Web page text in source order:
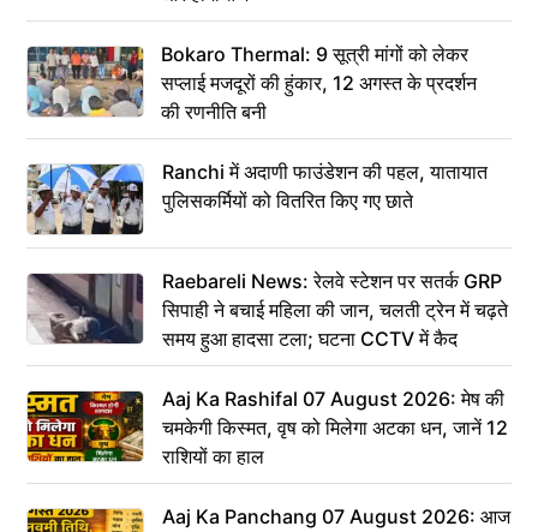
Bokaro Thermal: 9 सूत्री मांगों को लेकर
सप्लाई मजदूरों की हुंकार, 12 अगस्त के प्रदर्शन
की रणनीति बनी
Ranchi में अदाणी फाउंडेशन की पहल, यातायात
पुलिसकर्मियों को वितरित किए गए छाते
Raebareli News: रेलवे स्टेशन पर सतर्क GRP
सिपाही ने बचाई महिला की जान, चलती ट्रेन में चढ़ते
समय हुआ हादसा टला; घटना CCTV में कैद
Aaj Ka Rashifal 07 August 2026: मेष की
चमकेगी किस्मत, वृष को मिलेगा अटका धन, जानें 12
राशियों का हाल
Aaj Ka Panchang 07 August 2026: आज